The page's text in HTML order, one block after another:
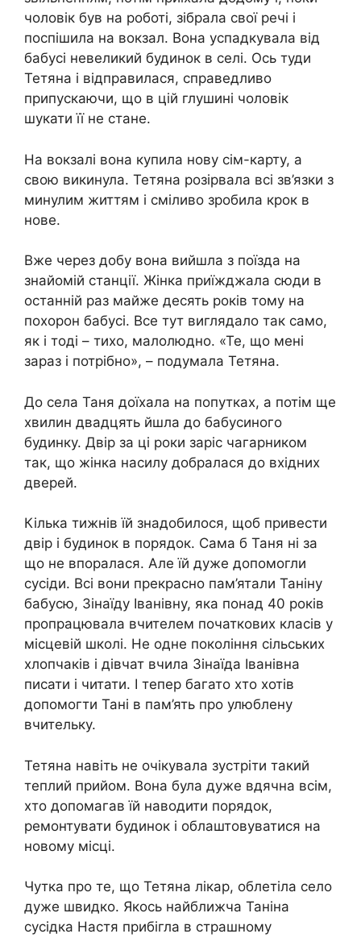
чоловік був на роботі, зібрала свої речі і
поспішила на вокзал. Вона успадкувала від
бабусі невеликий будинок в селі. Ось туди
Тетяна і відправилася, справедливо
припускаючи, що в цій глушині чоловік
шукати її не стане.
На вокзалі вона купила нову сім-карту, а
свою викинула. Тетяна розірвала всі зв’язки з
минулим життям і сміливо зробила крок в
нове.
Вже через добу вона вийшла з поїзда на
знайомій станції. Жінка приїжджала сюди в
останній раз майже десять років тому на
похорон бабусі. Все тут виглядало так само,
як і тоді – тихо, малолюдно. «Те, що мені
зараз і потрібно», – подумала Тетяна.
До села Таня доїхала на попутках, а потім ще
хвилин двадцять йшла до бабусиного
будинку. Двір за ці роки заріс чагарником
так, що жінка насилу добралася до вхідних
дверей.
Кілька тижнів їй знадобилося, щоб привести
двір і будинок в порядок. Сама б Таня ні за
що не впоралася. Але їй дуже допомогли
сусіди. Всі вони прекрасно пам’ятали Таніну
бабусю, Зінаїду Іванівну, яка понад 40 років
пропрацювала вчителем початкових класів у
місцевій школі. Не одне покоління сільських
хлопчаків і дівчат вчила Зінаїда Іванівна
писати і читати. І тепер багато хто хотів
допомогти Тані в пам’ять про улюблену
вчительку.
Тетяна навіть не очікувала зустріти такий
теплий прийом. Вона була дуже вдячна всім,
хто допомагав їй наводити порядок,
ремонтувати будинок і облаштовуватися на
новому місці.
Чутка про те, що Тетяна лікар, облетіла село
дуже швидко. Якось найближча Таніна
сусідка Настя прибігла в страшному